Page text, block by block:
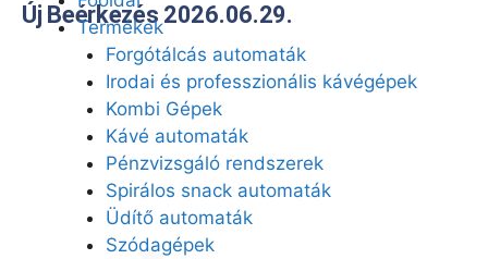
Termékek
Forgótálcás automaták
Irodai és professzionális kávégépek
Kombi Gépek
Kávé automaták
Pénzvizsgáló rendszerek
Spirálos snack automaták
Üdítő automaták
Szódagépek
Új Beérkezés 2026.06.29.